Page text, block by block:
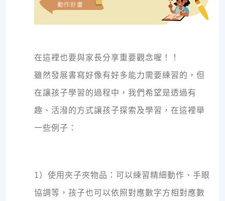
在這裡也要與家長分享重要觀念喔！！
雖然發展書寫好像有好多能力需要練習的，但
在讓孩子學習的過程中，我們希望是透過有
趣、活潑的方式讓孩子探索及學習，在這裡舉
一些例子：
1）使用夾子夾物品：可以練習精細動作、手眼
協調等，孩子也可以依照對應數字方相對應數